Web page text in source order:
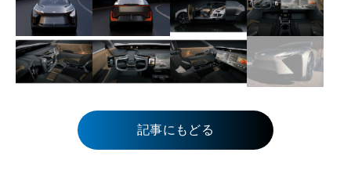
記事にもどる